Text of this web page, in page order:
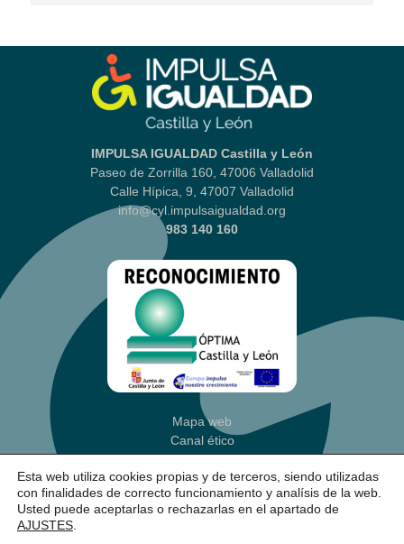
IMPULSA IGUALDAD Castilla y León
Paseo de Zorrilla 160, 47006 Valladolid
Calle Hípica, 9, 47007 Valladolid
info@cyl.impulsaigualdad.org
983 140 160
Mapa web
Canal ético
Aviso legal|Política Privacidad
Política de cookies (Ajustes)
Accesibilidad
Esta web utiliza cookies propias y de terceros, siendo utilizadas
con finalidades de correcto funcionamiento y analísis de la web.
Usted puede aceptarlas o rechazarlas en el apartado de
AJUSTES